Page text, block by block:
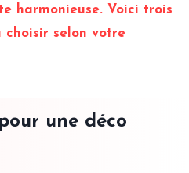
harmonieuse. Voici trois
choisir selon votre
une déco